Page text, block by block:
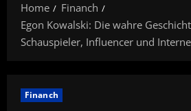
Home
Financh
Egon Kowalski: Die wahre
Schauspieler, Influencer und
Financh